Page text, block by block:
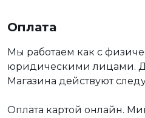
Оплата
Мы работаем как с
юридическими лицами.
Магазина действуют
Оплата картой онлайн.